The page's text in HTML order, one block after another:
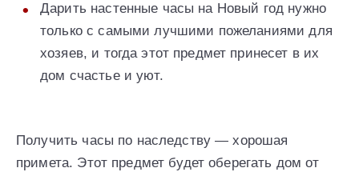
Дарить настенные часы на Новый год нужно
только с самыми лучшими пожеланиями для
хозяев, и тогда этот предмет принесет в их
дом счастье и уют.
Получить часы по наследству — хорошая
примета. Этот предмет будет оберегать дом от